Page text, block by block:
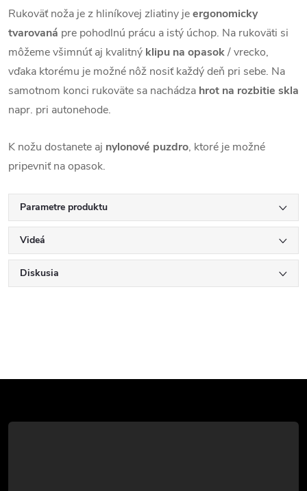
Rukoväť noža je z hliníkovej zliatiny jeergonomicky
tvarovaná pre pohodlnú prácu a istý úchop. Na rukoväti si
môžeme všimnúť aj kvalitný klipu na opasok/ vrecko,
vďaka ktorému je možné nôž nosiť každý deň pri sebe. Na
samotnom konci rukoväte sa nachádza hrot na rozbitie skla
napr. pri autonehode.
K nožu dostanete aj nylonové puzdro, ktoré je možné
pripevniť na opasok.
Parametre produktu
Videá
Diskusia
á